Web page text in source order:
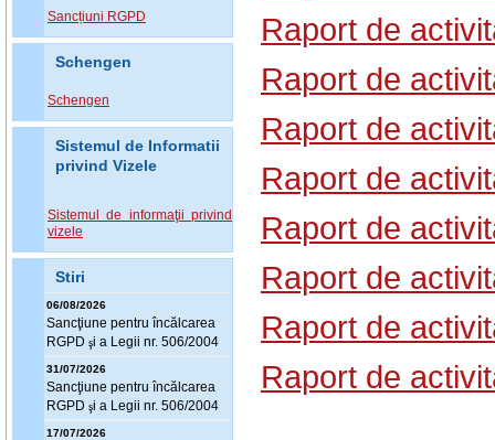
Sancțiuni RGPD
Schengen
Schengen
Sistemul de Informatii
privind Vizele
Sistemul de informaţii privind
vizele
Stiri
06/08/2026
Sancţiune pentru încălcarea
RGPD şi a Legii nr. 506/2004
31/07/2026
Sancţiune pentru încălcarea
RGPD şi a Legii nr. 506/2004
17/07/2026
Raport de
Raport de
Raport de
Raport de
Raport de
Raport de
Raport de
Raport de